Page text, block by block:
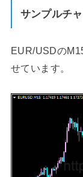
サンプルチ
EUR/USDの
せています。